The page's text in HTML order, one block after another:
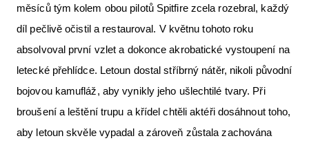
měsíců tým kolem obou pilotů Spitfire zcela rozebral, každý
díl pečlivě očistil a restauroval. V květnu tohoto roku
absolvoval první vzlet a dokonce akrobatické vystoupení na
letecké přehlídce. Letoun dostal stříbrný nátěr, nikoli původní
bojovou kamufláž, aby vynikly jeho ušlechtilé tvary. Při
broušení a leštění trupu a křídel chtěli aktéři dosáhnout toho,
aby letoun skvěle vypadal a zároveň zůstala zachována